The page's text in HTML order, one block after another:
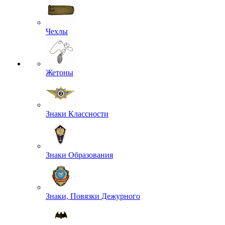
Чехлы
Жетоны
Знаки Классности
Знаки Образования
Знаки, Повязки Дежурного